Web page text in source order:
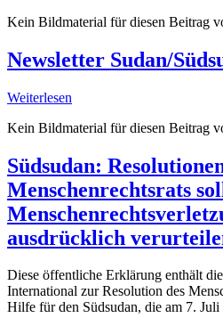
Kein Bildmaterial für diesen Beitrag
Newsletter Sudan/
Weiterlesen
Kein Bildmaterial für diesen Beitrag
Südsudan:
Menschenrechtsrats
ausdrücklich
Diese öffentliche Erklärung enthält
International zur Resolution des
Hilfe für den Südsudan, die am 7. Juli